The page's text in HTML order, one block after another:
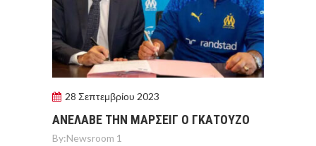
28 Σεπτεμβρίου 2023
ΑΝΕΛΑΒΕ ΤΗΝ ΜΑΡΣΕΙΓ Ο ΓΚΑΤΟΥΖΟ
By:Newsroom 1